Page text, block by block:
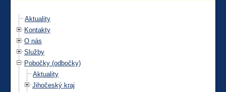
Aktuality
Kontakty
O nás
Služby
Pobočky (odbočky)
Aktuality
Jihočeský kraj